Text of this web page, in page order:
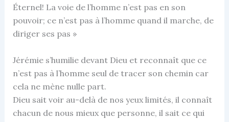
Éternel! La voie de l’homme n’est pas en son
pouvoir; ce n’est pas à l’homme quand il marche, de
diriger ses pas »
Jérémie s’humilie devant Dieu et reconnaît que ce
n’est pas à l’homme seul de tracer son chemin car
cela ne mène nulle part.
Dieu sait voir au-delà de nos yeux limités, il connaît
chacun de nous mieux que personne, il sait ce qui